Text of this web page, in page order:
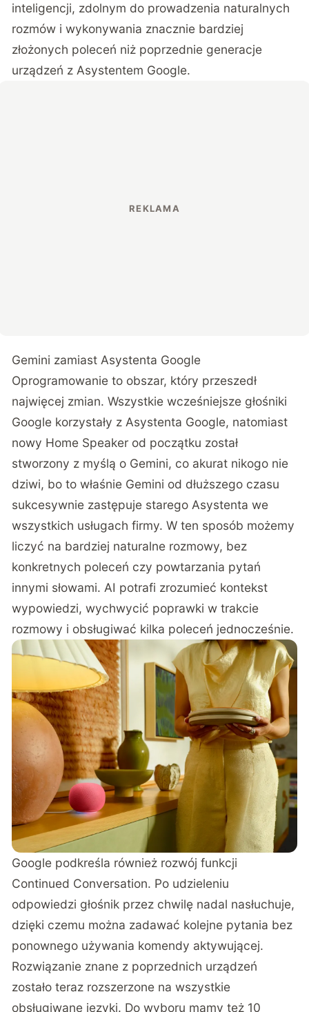
inteligencji, zdolnym do prowadzenia naturalnych
rozmów i wykonywania znacznie bardziej
złożonych poleceń niż poprzednie generacje
urządzeń z Asystentem Google.
Gemini zamiast Asystenta Google
Oprogramowanie to obszar, który przeszedł
najwięcej zmian. Wszystkie wcześniejsze głośniki
Google korzystały z Asystenta Google, natomiast
nowy Home Speaker od początku został
stworzony z myślą o Gemini, co akurat nikogo nie
dziwi, bo to właśnie Gemini od dłuższego czasu
sukcesywnie zastępuje starego Asystenta we
wszystkich usługach firmy. W ten sposób możemy
liczyć na bardziej naturalne rozmowy, bez
konkretnych poleceń czy powtarzania pytań
innymi słowami. AI potrafi zrozumieć kontekst
wypowiedzi, wychwycić poprawki w trakcie
rozmowy i obsługiwać kilka poleceń jednocześnie.
Google podkreśla również rozwój funkcji
Continued Conversation. Po udzieleniu
odpowiedzi głośnik przez chwilę nadal nasłuchuje,
dzięki czemu można zadawać kolejne pytania bez
ponownego używania komendy aktywującej.
Rozwiązanie znane z poprzednich urządzeń
zostało teraz rozszerzone na wszystkie
obsługiwane języki. Do wyboru mamy też 10